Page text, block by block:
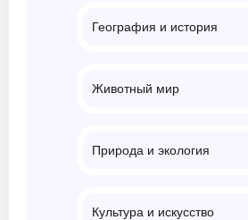
География и история
Животный мир
Природа и экология
Культура и искусство